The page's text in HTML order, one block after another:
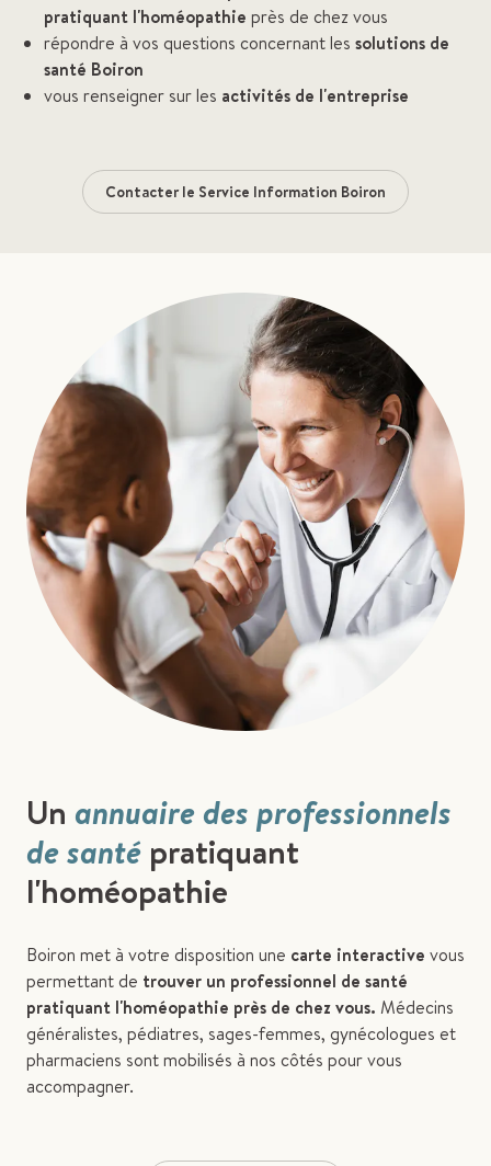
pratiquant l'homéopathie près de chez vous
répondre à vos questions concernant les solutions de
santé Boiron
vous renseigner sur les activités de l'entreprise
Contacter le Service Information Boiron
Un annuaire des professionnels
de santé pratiquant
l'homéopathie
Boiron met à votre disposition une carte interactive vous
permettant de trouver un professionnel de santé
pratiquant l'homéopathie près de chez vous. Médecins
généralistes, pédiatres, sages-femmes, gynécologues et
pharmaciens sont mobilisés à nos côtés pour vous
accompagner.